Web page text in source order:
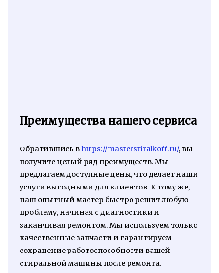
Преимущества нашего сервиса
Обратившись в https://masterstiralkoff.ru/, вы
получите целый ряд преимуществ. Мы
предлагаем доступные цены, что делает наши
услуги выгодными для клиентов. К тому же,
наш опытный мастер быстро решит любую
проблему, начиная с диагностики и
заканчивая ремонтом. Мы используем только
качественные запчасти и гарантируем
сохранение работоспособности вашей
стиральной машины после ремонта.